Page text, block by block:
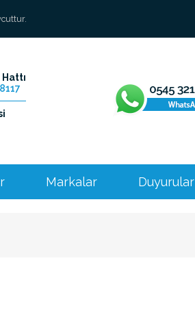
Markalar Duyurular